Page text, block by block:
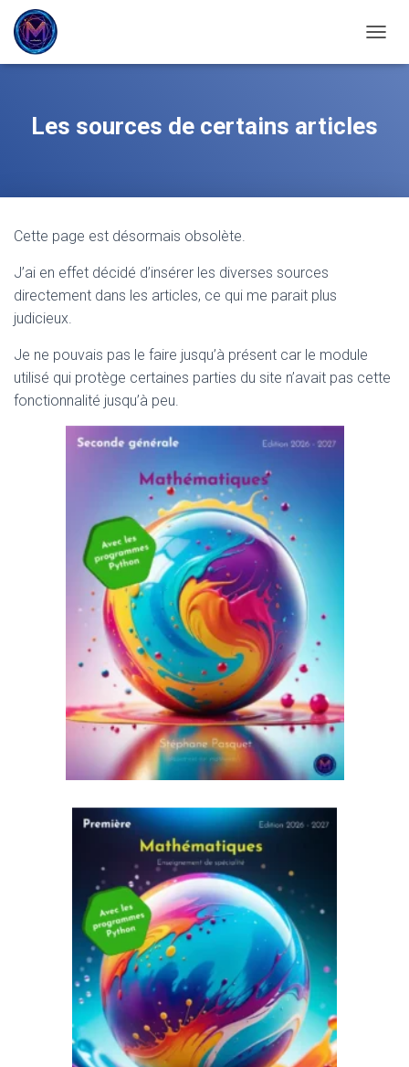
Les sources de certains articles
Cette page est désormais obsolète.
J’ai en effet décidé d’insérer les diverses sources
directement dans les articles, ce qui me parait plus
judicieux.
Je ne pouvais pas le faire jusqu’à présent car le module
utilisé qui protège certaines parties du site n’avait pas cette
fonctionnalité jusqu’à peu.